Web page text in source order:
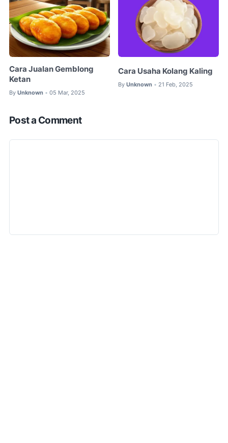
Cara Jualan Gemblong
Ketan
By Unknown • 05 Mar, 2025
Cara Usaha Kolang Kaling
By Unknown • 21 Feb, 2025
Post a Comment